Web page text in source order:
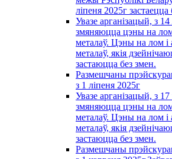
лiпеня 2025г застаецца
Увазе арганізацый, з
змяняюцца цэны на
металаў. Цэны на лом
металаў, якія
застаюцца без змен.
Размешчаны
з 1 лiпеня 2025г
Увазе арганізацый, з
змяняюцца цэны на
металаў. Цэны на лом
металаў, якія
застаюцца без змен.
Размешчаны